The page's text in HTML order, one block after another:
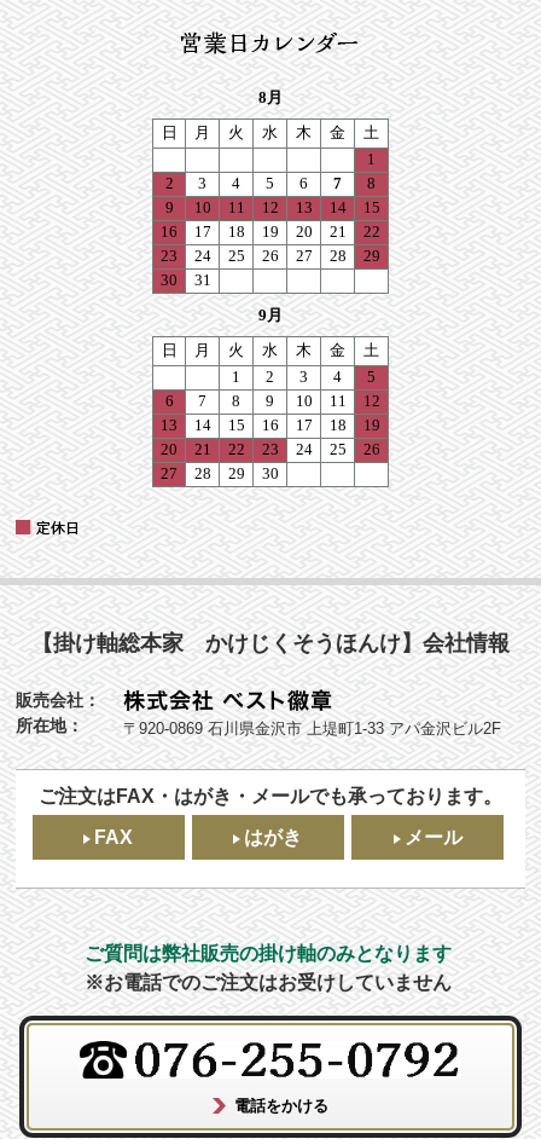
【掛け軸総本家 かけじくそうほんけ】会社情報
販売会社：
所在地：
〒920-0869 石川県金沢市 上堤町1-33 アパ金沢ビル2F
ご注文はFAX・はがき・メールでも承っております。
FAX
はがき メール
ご質問は弊社販売の掛け軸のみとなります
※お電話でのご注文はお受けしていません